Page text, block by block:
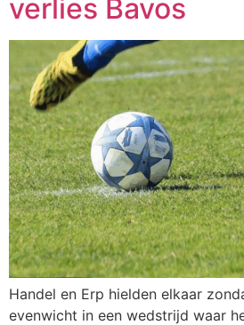
verlies Bavos
Handel en Erp hielden elkaar
evenwicht in een wedstrijd waar